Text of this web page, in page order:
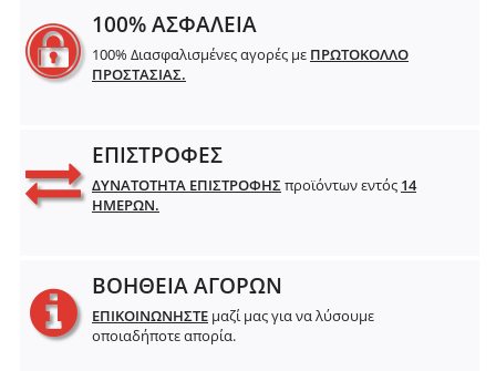
100% ΑΣΦΑΛΕΙΑ
100% Διασφαλισμένες αγορές με ΠΡΩΤΟΚΟΛΛΟ
ΠΡΟΣΤΑΣΙΑΣ.
ΕΠΙΣΤΡΟΦΕΣ
ΔΥΝΑΤΟΤΗΤΑ ΕΠΙΣΤΡΟΦΗΣπροϊόντων εντός 14
ΗΜΕΡΩΝ.
ΒΟΗΘΕΙΑ ΑΓΟΡΩΝ
ΕΠΙΚΟΙΝΩΝΗΣΤΕ μαζί μας για να λύσουμε
οποιαδήποτε απορία.